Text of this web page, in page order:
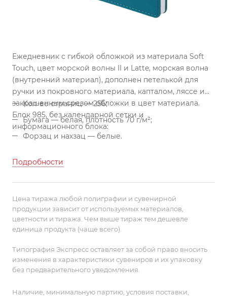
Ежедневник с гибкой обложкой из материала Soft
Touch, цвет морской волны II и Latte, морская волна
(внутренний материал), дополнен петелькой для
ручки из покровного материала, капталом, ляссе и
закрашенным срезом обложки в цвет материала.
Блок 985, без календарной сетки и
информационного блока:
Кол-во страниц — 256;
Бумага — белая, плотность 70 г/м²;
Форзац и нахзац — белые.
Подробности
Цена тиража любой полиграфии и сувенирной
продукции зависит от используемых материалов,
цветности и тиража. Чем выше тираж тем дешевле
единица продукта (чаще всего).
Типография Экспресс оставляет за собой право вносить
изменения в характеристики сувениров и их упаковку
без предварительного уведомления.
Наличие, минимальную партию, условия поставки,